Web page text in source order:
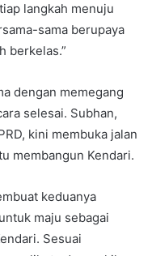
langkah menuju
sama berupaya
berkelas.”
dengan memegang
selesai. Subhan,
kini membuka jalan
membangun Kendari.
keduanya
maju sebagai
Sesuai